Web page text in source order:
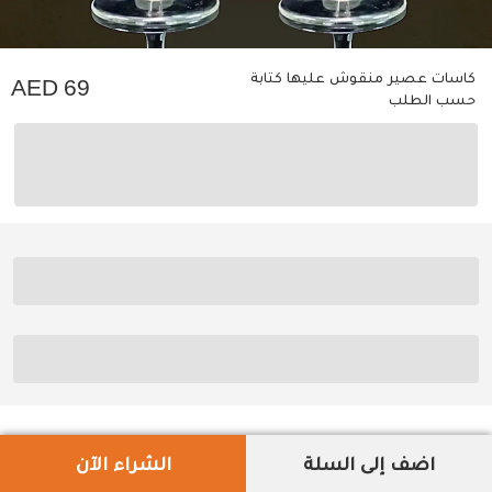
كاسات عصير منقوش عليها كتابة
حسب الطلب
69
اضف إلى السلة الشراء الآن